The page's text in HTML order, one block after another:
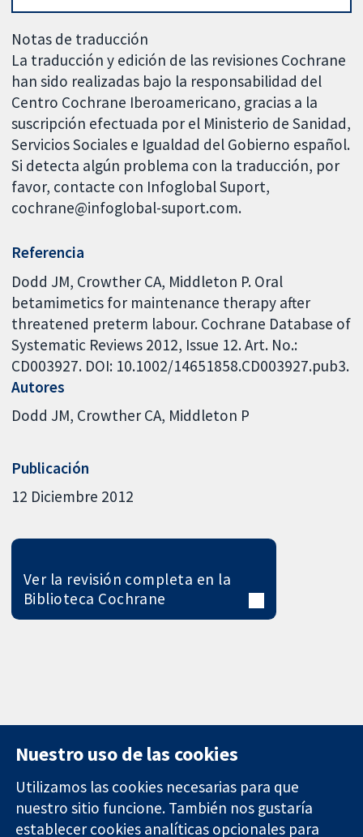
Notas de traducción
La traducción y edición de las revisiones Cochrane
han sido realizadas bajo la responsabilidad del
Centro Cochrane Iberoamericano, gracias a la
suscripción efectuada por el Ministerio de Sanidad,
Servicios Sociales e Igualdad del Gobierno español.
Si detecta algún problema con la traducción, por
favor, contacte con Infoglobal Suport,
cochrane@infoglobal-suport.com.
Referencia
Dodd JM, Crowther CA, Middleton P. Oral
betamimetics for maintenance therapy after
threatened preterm labour. Cochrane Database of
Systematic Reviews 2012, Issue 12. Art. No.:
CD003927. DOI: 10.1002/14651858.CD003927.pub3.
Autores
Dodd JM Crowther CA Middleton P
Publicación
12 Diciembre 2012
Ver la revisión completa en la
Biblioteca Cochrane
11-13 Cavendish
Square
Contacto
Noticias
Nuestro uso de las cookies
Utilizamos las cookies necesarias para que
nuestro sitio funcione. También nos gustaría
establecer cookies analíticas opcionales para